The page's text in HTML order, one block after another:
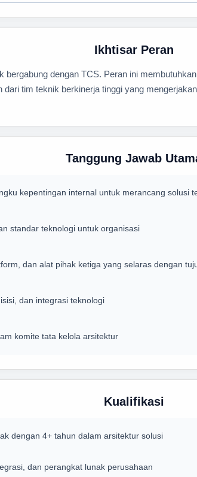
Ikhtisar Peran
dengan TCS. Peran ini
tim teknik berkinerja tinggi yang
Tanggung Jawab
kepentingan internal untuk merancang solusi
standar teknologi untuk organisasi
dan alat pihak ketiga yang selaras dengan
dan integrasi teknologi
komite tata kelola arsitektur
Kualifikasi
dengan 4+ tahun dalam arsitektur solusi
dan perangkat lunak perusahaan